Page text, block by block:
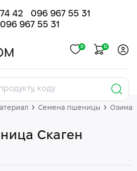
42 096 967 55 31
0 0
Семена пшеницы
Скаген